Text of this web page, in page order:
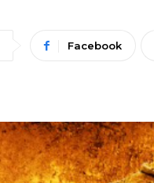
Facebook